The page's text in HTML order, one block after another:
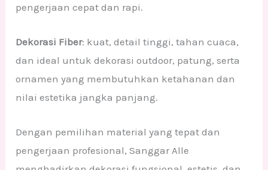
pengerjaan cepat dan rapi.
Dekorasi Fiber: kuat, detail tinggi, tahan cuaca,
dan ideal untuk dekorasi outdoor, patung, serta
ornamen yang membutuhkan ketahanan dan
nilai estetika jangka panjang.
Dengan pemilihan material yang tepat dan
pengerjaan profesional, Sanggar Alle